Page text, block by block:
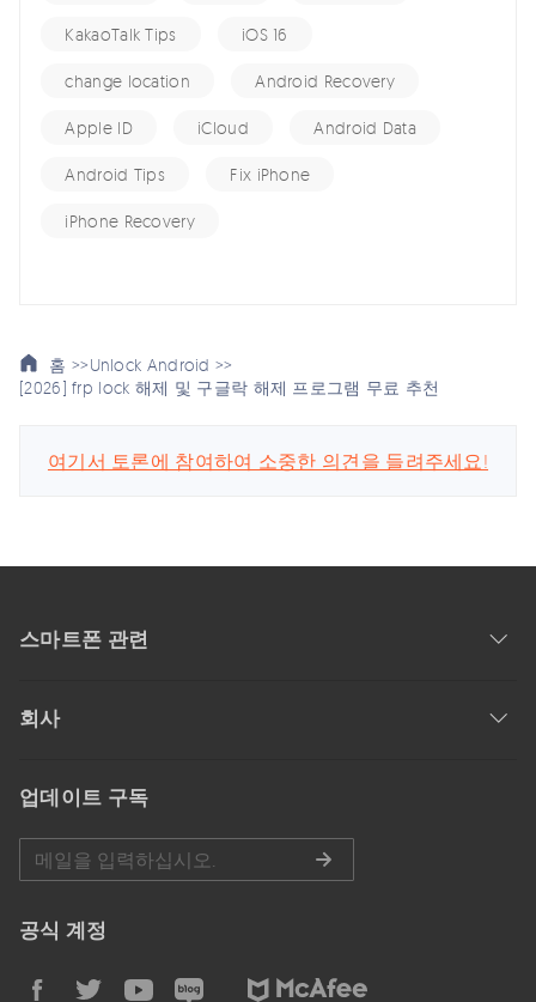
KakaoTalk Tips iOS 16
change location Android Recovery
Apple ID iCloud Android Data
Android Tips Fix iPhone
iPhone Recovery
홈 >>Unlock Android >>
[2026] frp lock 해제 및 구글락 해제 프로그램 무료 추천
여기서 토론에 참여하여 소중한 의견을 들려주세요!
스마트폰 관련
회사
업데이트 구독
공식 계정